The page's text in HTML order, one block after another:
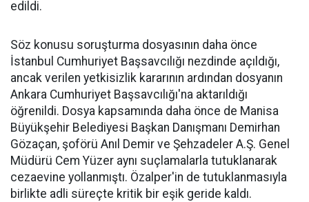
edildi.
Söz konusu soruşturma dosyasının daha önce
İstanbul Cumhuriyet Başsavcılığı nezdinde açıldığı,
ancak verilen yetkisizlik kararının ardından dosyanın
Ankara Cumhuriyet Başsavcılığı'na aktarıldığı
öğrenildi. Dosya kapsamında daha önce de Manisa
Büyükşehir Belediyesi Başkan Danışmanı Demirhan
Gözaçan, şoförü Anıl Demir ve Şehzadeler A.Ş. Genel
Müdürü Cem Yüzer aynı suçlamalarla tutuklanarak
cezaevine yollanmıştı. Özalper'in de tutuklanmasıyla
birlikte adli süreçte kritik bir eşik geride kaldı.